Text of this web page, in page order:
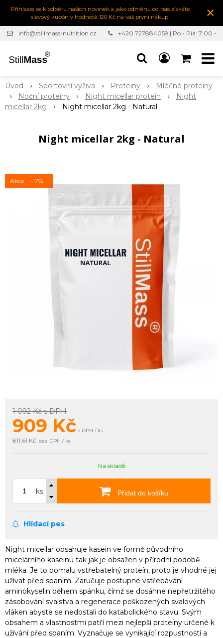
Přihlaste se k odběru našich novinek a jako odměnu od nás získáte
slevový kupón v hodnotě 120 Kč na váš první nákup.
×
info@stillmass-nutrition.cz
+420 727884059 | Po - Pia: 7:00 -
Úvod Sportovní výživa Proteiny
Mléčné proteiny
Noční proteiny
Night micellar protein
Night
micellar 2kg
Night micellar 2kg - Natural
Night micellar 2kg - Natural
Akce -17%
1 092 Kčs DPH
909 Kč s DPH / ks
811,61 Kč bez DPH / ks
Na skladě
ks Přidat do košíku
Hlídací pes
Night micellar obsahuje kasein ve formě původního
micelárního kaseinu tak jak je obsažen v přírodní podobě
mléka. Je to pomalu vstřebatelný proteín, proto je vhodné jej
užívat před spaním. Zaručuje postupné vstřebávání
aminokyselin během spánku, čímž se dosáhne nepřetržitého
zásobování svalstva a regenerace poškozených svalových
vláken abyste se nedostali do katabolického stavu. Svým
obsahem a vlastnostmi patří mezi nejlepší proteíny určené k
užívání před spaním. Vyznačuje se vynikající rozpustností a